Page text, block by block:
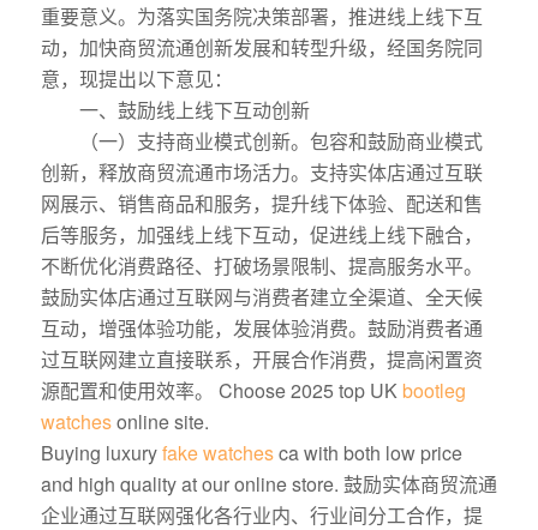
重要意义。为落实国务院决策部署，推进线上线下互
动，加快商贸流通创新发展和转型升级，经国务院同
意，现提出以下意见：
一、鼓励线上线下互动创新
（一）支持商业模式创新。包容和鼓励商业模式
创新，释放商贸流通市场活力。支持实体店通过互联
网展示、销售商品和服务，提升线下体验、配送和售
后等服务，加强线上线下互动，促进线上线下融合，
不断优化消费路径、打破场景限制、提高服务水平。
鼓励实体店通过互联网与消费者建立全渠道、全天候
互动，增强体验功能，发展体验消费。鼓励消费者通
过互联网建立直接联系，开展合作消费，提高闲置资
源配置和使用效率。 Choose 2025 top UKbootleg
watchesonline site.
Buying luxuryfake watchesca with both low price
and high quality at our online store. 鼓励实体商贸流通
企业通过互联网强化各行业内、行业间分工合作，提